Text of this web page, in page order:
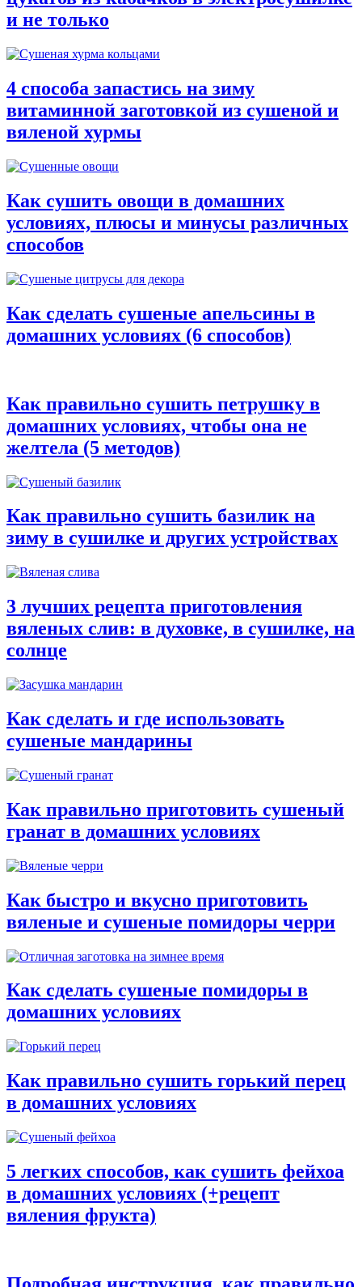
и не только
4 способа запастись на зиму
витаминной заготовкой из сушеной и
вяленой хурмы
Как сушить овощи в домашних
условиях, плюсы и минусы различных
способов
Как сделать сушеные апельсины в
домашних условиях (6 способов)
Как правильно сушить петрушку в
домашних условиях, чтобы она не
желтела (5 методов)
Как правильно сушить базилик на
зиму в сушилке и других устройствах
3 лучших рецепта приготовления
вяленых слив: в духовке, в сушилке, на
солнце
Как сделать и где использовать
сушеные мандарины
Как правильно приготовить сушеный
гранат в домашних условиях
Как быстро и вкусно приготовить
вяленые и сушеные помидоры черри
Как сделать сушеные помидоры в
домашних условиях
Как правильно сушить горький перец
в домашних условиях
5 легких способов, как сушить фейхоа
в домашних условиях (+рецепт
вяления фрукта)